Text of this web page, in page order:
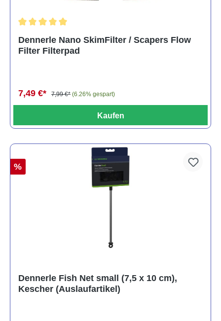
Dennerle Nano SkimFilter / Scapers Flow
Filter Filterpad
7,49 €* 7,99 €* (6.26% gespart)
Kaufen
%
Dennerle Fish Net small (7,5 x 10 cm),
Kescher (Auslaufartikel)